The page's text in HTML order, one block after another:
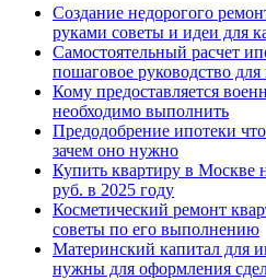
Создание недорогого
руками советы и идеи для
Самостоятельный расчет
пошаговое руководство для
Кому предоставляется
необходимо выполнить
Предодобрение ипотеки
зачем оно нужно
Купить квартиру в Москве
руб. в 2025 году
Косметический ремонт
советы по его выполнению
Материнский капитал для
нужны для оформления